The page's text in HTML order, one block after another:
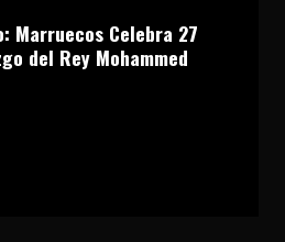
Marruecos Celebra 27
del Rey Mohammed